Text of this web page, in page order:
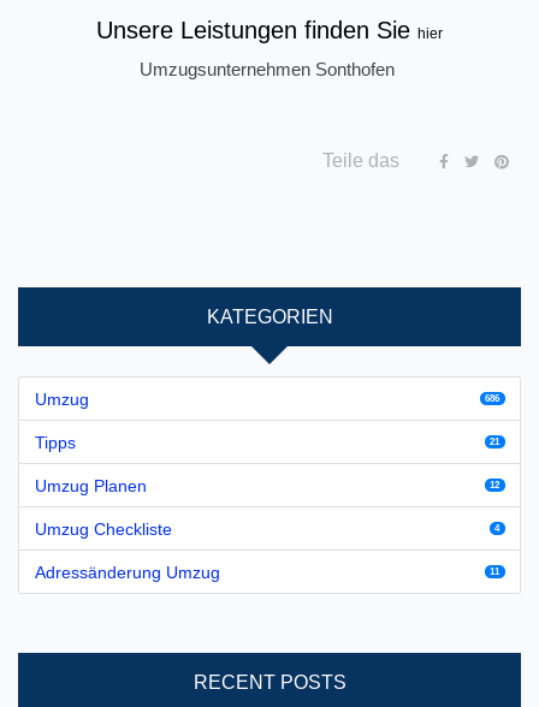
Unsere Leistungen finden Sie hier
Umzugsunternehmen Sonthofen
Teile das
KATEGORIEN
Umzug 686
Tipps 21
Umzug Planen 12
Umzug Checkliste 4
Adressänderung Umzug 11
RECENT POSTS